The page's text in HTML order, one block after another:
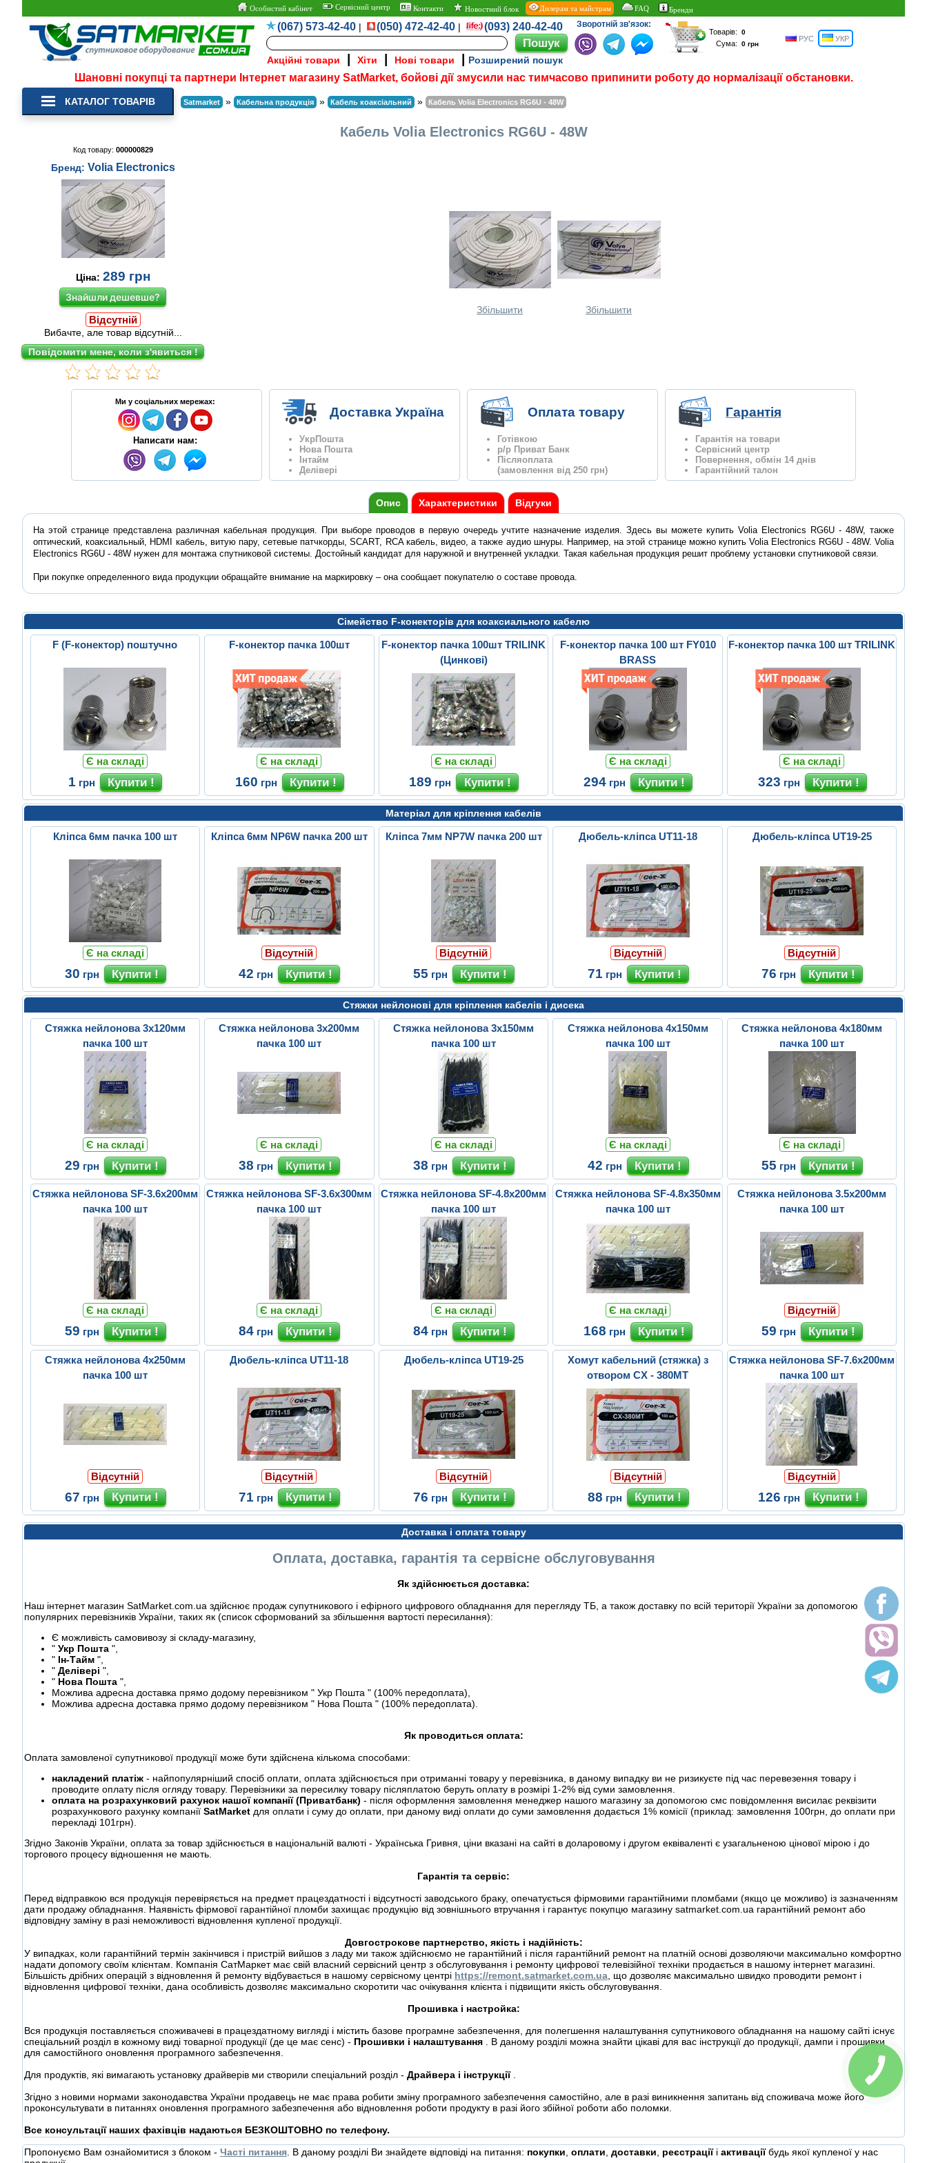
Особистий кабінет Сервісний центр Контакти Новостний блок Дилерам та майстрам FAQ Бренди
(067) 573-42-40 | (050) 472-42-40 | (093) 240-42-40
Акційні товари Хіти Нові товари Розширений пошук
Зворотній зв'язок:
Товарів:
Сума:
РУС УКР
Шановні покупці та партнери Інтернет магазину SatMarket, бойові дії змусили нас тимчасово припинити роботу до нормалізації обстановки.
КАТАЛОГ ТОВАРІВ Satmarket » Кабельна продукція » Кабель коаксіальний » Кабель Volia Electronics RG6U - 48W
Кабель Volia Electronics RG6U - 48W
Код товару: 000000829
Бренд: Volia Electronics
Ціна: 289 грн
Знайшли дешевше?
Відсутній
Вибачте, але товар відсутній...
Збільшити Збільшити
Ми у соціальних мережах:
Написати нам:
Доставка Україна
УкрПошта
Нова Пошта
Інтайм
Делівері
Оплата товару
Готівкою
р/р Приват Банк
Післяоплата
(замовлення від 250 грн)
Гарантія
Гарантія на товари
Сервісний центр
Повернення, обмін 14 днів
Гарантійний талон
Опис Характеристики Відгуки
На этой странице представлена различная кабельная продукция. При выборе проводов в первую очередь учтите назначение изделия. Здесь вы можете купить Volia Electronics RG6U - 48W, также
оптический, коаксиальный, HDMI кабель, витую пару, сетевые патчкорды, SCART, RCA кабель, видео, а также аудио шнуры. Например, на этой странице можно купить Volia Electronics RG6U - 48W. Volia
Electronics RG6U - 48W нужен для монтажа спутниковой системы. Достойный кандидат для наружной и внутренней укладки. Такая кабельная продукция решит проблему установки спутниковой связи.
При покупке определенного вида продукции обращайте внимание на маркировку – она сообщает покупателю о составе провода.
Сімейство F-конекторів для коаксиального кабелю
F (F-конектор) поштучно
Є на складі
1 грн
F-конектор пачка 100шт
Є на складі
160 грн
F-конектор пачка 100шт TRILINK
(Цинкові)
Є на складі
189 грн
F-конектор пачка 100 шт FY010
BRASS
Є на складі
294 грн
F-конектор пачка 100 шт TRILINK
Є на складі
323 грн
Матеріал для кріплення кабелів
Кліпса 6мм пачка 100 шт
Є на складі
30 грн
Кліпса 6мм NP6W пачка 200 шт
Відсутній
42 грн
Кліпса 7мм NP7W пачка 200 шт
Відсутній
55 грн
Дюбель-кліпса UT11-18
Відсутній
71 грн
Дюбель-кліпса UT19-25
Відсутній
76 грн
Стяжки нейлонові для кріплення кабелів і дисека
Стяжка нейлонова 3х120мм
пачка 100 шт
Є на складі
29 грн
Стяжка нейлонова 3х200мм
пачка 100 шт
Є на складі
38 грн
Стяжка нейлонова 3х150мм
пачка 100 шт
Є на складі
38 грн
Стяжка нейлонова 4х150мм
пачка 100 шт
Є на складі
42 грн
Стяжка нейлонова 4х180мм
пачка 100 шт
Є на складі
55 грн
Стяжка нейлонова SF-3.6x200мм
пачка 100 шт
Є на складі
59 грн
Стяжка нейлонова SF-3.6х300мм
пачка 100 шт
Є на складі
84 грн
Стяжка нейлонова SF-4.8х200мм
пачка 100 шт
Є на складі
84 грн
Стяжка нейлонова SF-4.8х350мм
пачка 100 шт
Є на складі
168 грн
Стяжка нейлонова 3.5х200мм
пачка 100 шт
Відсутній
59 грн
Стяжка нейлонова 4х250мм
пачка 100 шт
Відсутній
67 грн
Дюбель-кліпса UT11-18
Відсутній
71 грн
Дюбель-кліпса UT19-25
Відсутній
76 грн
Хомут кабельний (стяжка) з
отвором CX - 380MT
Відсутній
88 грн
Стяжка нейлонова SF-7.6х200мм
пачка 100 шт
Відсутній
126 грн
Доставка і оплата товару
Оплата, доставка, гарантія та сервісне обслуговування
Як здійснюється доставка:
Наш інтернет магазин SatMarket.com.ua здійснює продаж супутникового і ефірного цифрового обладнання для перегляду ТБ, а також доставку по всій території України за допомогою
популярних перевізників України, таких як (список сформований за збільшення вартості пересилання):
Є можливість самовивозу зі складу-магазину,
" Укр Пошта ",
" Ін-Тайм ",
" Делівері ",
" Нова Пошта ",
Можлива адресна доставка прямо додому перевізником " Укр Пошта " (100% передоплата),
Можлива адресна доставка прямо додому перевізником " Нова Пошта " (100% передоплата).
Як проводиться оплата:
Оплата замовленої супутникової продукції може бути здійснена кількома способами:
накладений платіж - найпопулярніший спосіб оплати, оплата здійснюється при отриманні товару у перевізника, в даному випадку ви не ризикуєте під час перевезення товару і
проводите оплату після огляду товару. Перевізники за пересилку товару післяплатою беруть оплату в розмірі 1-2% від суми замовлення.
оплата на розрахунковий рахунок нашої компанії (Приватбанк) - після оформлення замовлення менеджер нашого магазину за допомогою смс повідомлення висилає реквізити
розрахункового рахунку компанії SatMarket для оплати і суму до оплати, при даному виді оплати до суми замовлення додається 1% комісії (приклад: замовлення 100грн, до оплати при
перекладі 101грн).
Згідно Законів України, оплата за товар здійснюється в національній валюті - Українська Гривня, ціни вказані на сайті в доларовому і другом еквіваленті є узагальненою цінової мірою і до
торгового процесу відношення не мають.
Гарантія та сервіс:
Перед відправкою вся продукція перевіряється на предмет працездатності і відсутності заводського браку, опечатується фірмовими гарантійними пломбами (якщо це можливо) із зазначенням
дати продажу обладнання. Наявність фірмової гарантійної пломби захищає продукцію від зовнішнього втручання і гарантує покупцю магазину satmarket.com.ua гарантійний ремонт або
відповідну заміну в разі неможливості відновлення купленої продукції.
Довгострокове партнерство, якість і надійність:
У випадках, коли гарантійний термін закінчився і пристрій вийшов з ладу ми також здійснюємо не гарантійний і після гарантійний ремонт на платній основі дозволяючи максимально комфортно
надати допомогу своїм клієнтам. Компанія СатМаркет має свій власний сервісний центр з обслуговування і ремонту цифрової телевізійної техніки продається в нашому інтернет магазині.
Більшість дрібних операцій з відновлення й ремонту відбувається в нашому сервісному центрі https://remont.satmarket.com.ua , що дозволяє максимально швидко проводити ремонт і
відновлення цифрової техніки, дана особливість дозволяє максимально скоротити час очікування клієнта і підвищити якість обслуговування.
Прошивка і настройка:
Вся продукція поставляється споживачеві в працездатному вигляді і містить базове програмне забезпечення, для полегшення налаштування супутникового обладнання на нашому сайті існує
спеціальний розділ в кожному виді товарної продукції (де це має сенс) - Прошивки і налаштування
. В даному розділі можна знайти цікаві для вас інструкції до продукції, дампи і прошивки
для самостійного оновлення програмного забезпечення.
Для продуктів, які вимагають установку драйверів ми створили спеціальний розділ - Драйвера і інструкції
Згідно з новими нормами законодавства України продавець не має права робити зміну програмного забезпечення самостійно, але в разі виникнення запитань від споживача може його
проконсультувати в питаннях оновлення програмного забезпечення або відновлення роботи продукту в разі його збійної роботи або поломки.
Все консультації наших фахівців надаються БЕЗКОШТОВНО по телефону.
Пропонуємо Вам ознайомитися з блоком - Часті питання . В даному розділі Ви знайдете відповіді на питання: покупки оплати доставки реєстрації і активаціїбудь якої купленої у нас
КНОПКА
СВЯЗИ